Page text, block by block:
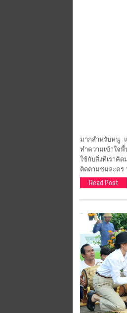
มากสำหรับหนู แ
ทำความเข้าใจ
ใช้กับสิ่งที่เราคิ
ติดตามชมละคร
Read Post